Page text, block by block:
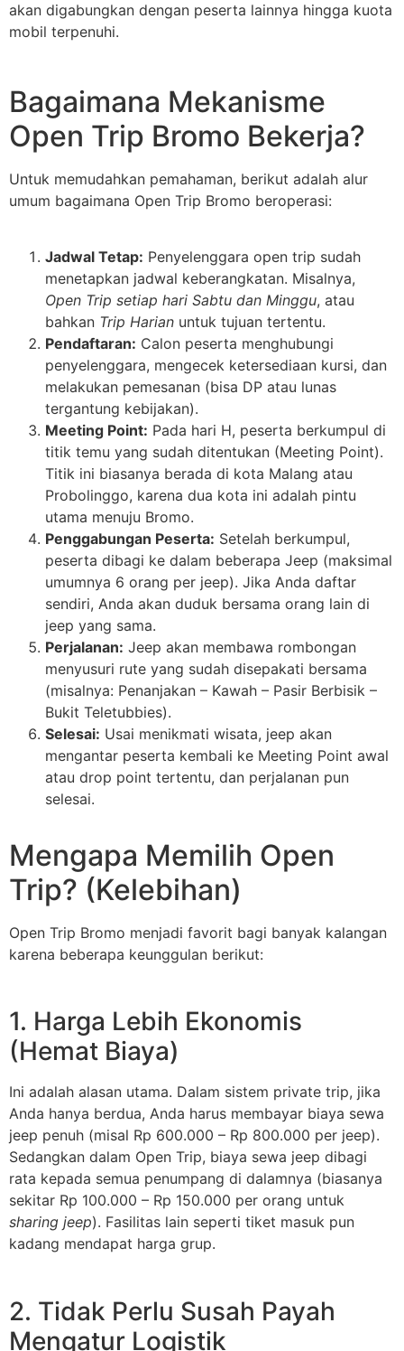
akan digabungkan dengan peserta lainnya hingga kuota
mobil terpenuhi.
Bagaimana Mekanisme
Open Trip Bromo Bekerja?
Untuk memudahkan pemahaman, berikut adalah alur
umum bagaimana Open Trip Bromo beroperasi:
Jadwal Tetap: Penyelenggara open trip sudah
menetapkan jadwal keberangkatan. Misalnya,
Open Trip setiap hari Sabtu dan Minggu, atau
bahkan Trip Harian untuk tujuan tertentu.
Pendaftaran: Calon peserta menghubungi
penyelenggara, mengecek ketersediaan kursi, dan
melakukan pemesanan (bisa DP atau lunas
tergantung kebijakan).
Meeting Point: Pada hari H, peserta berkumpul di
titik temu yang sudah ditentukan (Meeting Point).
Titik ini biasanya berada di kota Malang atau
Probolinggo, karena dua kota ini adalah pintu
utama menuju Bromo.
Penggabungan Peserta: Setelah berkumpul,
peserta dibagi ke dalam beberapa Jeep (maksimal
umumnya 6 orang per jeep). Jika Anda daftar
sendiri, Anda akan duduk bersama orang lain di
jeep yang sama.
Perjalanan: Jeep akan membawa rombongan
menyusuri rute yang sudah disepakati bersama
(misalnya: Penanjakan – Kawah – Pasir Berbisik –
Bukit Teletubbies).
Selesai: Usai menikmati wisata, jeep akan
mengantar peserta kembali ke Meeting Point awal
atau drop point tertentu, dan perjalanan pun
selesai.
Mengapa Memilih Open
Trip? (Kelebihan)
Open Trip Bromo menjadi favorit bagi banyak kalangan
karena beberapa keunggulan berikut:
1. Harga Lebih Ekonomis
(Hemat Biaya)
Ini adalah alasan utama. Dalam sistem private trip, jika
Anda hanya berdua, Anda harus membayar biaya sewa
jeep penuh (misal Rp 600.000 – Rp 800.000 per jeep).
Sedangkan dalam Open Trip, biaya sewa jeep dibagi
rata kepada semua penumpang di dalamnya (biasanya
sekitar Rp 100.000 – Rp 150.000 per orang untuk
sharing jeep). Fasilitas lain seperti tiket masuk pun
kadang mendapat harga grup.
2. Tidak Perlu Susah Payah
Mengatur Logistik